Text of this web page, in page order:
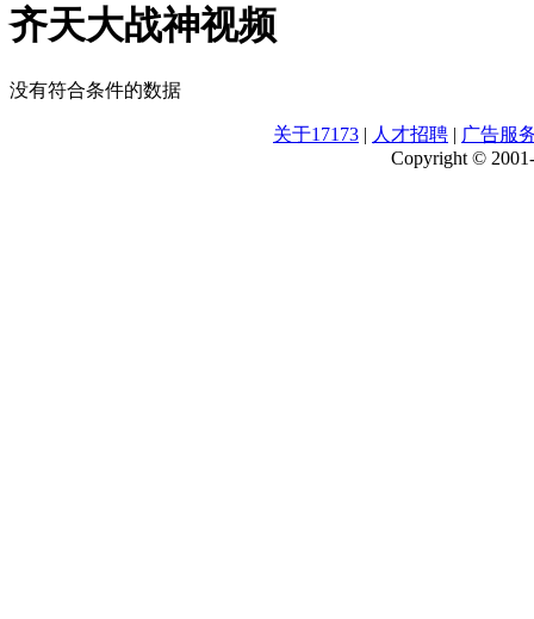
齐天大战神视频
没有符合条件的数据
关于17173 | 人才招聘 | 广告服
Copyright ©